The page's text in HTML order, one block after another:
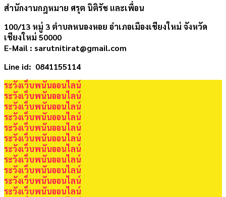
สำนักงานกฎหมาย ศรุต นิติรัช และเพื่อน
100/13 หมู่ 3 ตำบลหนองหอย อำเภอเมืองเชียงใหม่ จังหวัด
เชียงใหม่ 50000
E-Mail : sarutnitirat@gmail.com
Line id: 0841155114
ระวังเว็บพนันออนไลน์
ระวังเว็บพนันออนไลน์
ระวังเว็บพนันออนไลน์
ระวังเว็บพนันออนไลน์
ระวังเว็บพนันออนไลน์
ระวังเว็บพนันออนไลน์
ระวังเว็บพนันออนไลน์
ระวังเว็บพนันออนไลน์
ระวังเว็บพนันออนไลน์
ระวังเว็บพนันออนไลน์
ระวังเว็บพนันออนไลน์